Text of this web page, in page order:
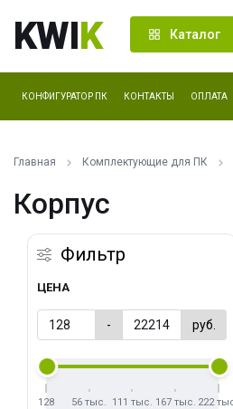
KWIK Каталог
КОНФИГУРАТОР ПК КОНТАКТЫ ОПЛАТА
Главная Комплектующие для ПК
Корпус
Фильтр
ЦЕНА
- руб.
128 56 тыс. 111 тыс. 167 тыс. 222